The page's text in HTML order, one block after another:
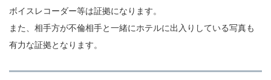
ボイスレコーダー等は証拠になります。
また、相手方が不倫相手と一緒にホテルに出入りしている写真も
有力な証拠となります。